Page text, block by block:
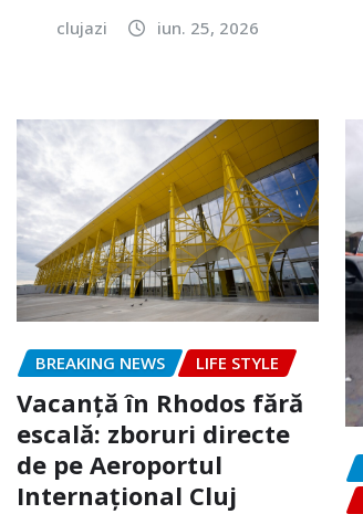
clujazi iun. 25, 2026
BREAKING NEWS LIFE STYLE
Vacanță în Rhodos fără
escală: zboruri directe
de pe Aeroportul
Internațional Cluj